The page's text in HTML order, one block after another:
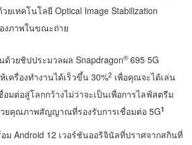
เทคโนโลยี Optical Image Stabilization
งภาพในขณะถ่าย
ด้วยชิปประมวลผล Snapdragon® 695 5G
เครื่องทำงานได้เร็วขึ้น 30%2 เพื่อคุณจะได้เล่น
อมต่อสู่โลกกว้างไม่ว่าจะเป็นเพื่อการไลฟ์สตรีม
ยคุณภาพสัญญาณที่รองรับการเชื่อมต่อ 5G1
ม Android 12 เวอร์ชันออริจินัลที่ปราศจากสกินที่